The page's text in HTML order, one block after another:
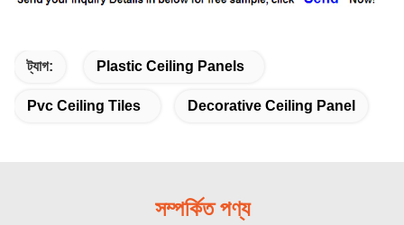
ট্যাগ: Plastic Ceiling Panels
Pvc Ceiling Tiles Decorative Ceiling Panel
সম্পর্কিত পণ্য